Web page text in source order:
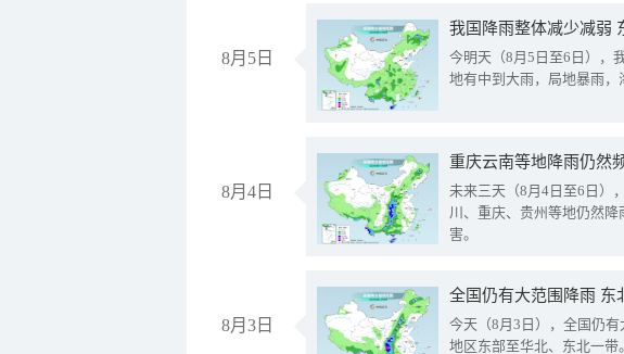
8月5日
我国降雨整体减少减弱
今明天（8月5日至6日），
地有中到大雨，局地暴雨，
8月4日
重庆云南等地降雨仍然
未来三天（8月4日至6日）
川、重庆、贵州等地仍然
害。
8月3日
全国仍有大范围降雨 东
今天（8月3日），全国仍
地区东部至华北、东北一